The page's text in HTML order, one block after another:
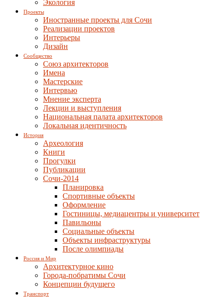
Экология
Проекты
Иностранные проекты для Сочи
Реализации проектов
Интерьеры
Дизайн
Сообщество
Союз архитекторов
Имена
Мастерские
Интервью
Мнение эксперта
Лекции и выступления
Национальная палата архитекторов
Локальная идентичность
История
Археология
Книги
Прогулки
Публикации
Сочи-2014
Планировка
Спортивные объекты
Оформление
Гостиницы, медиацентры и университет
Павильоны
Социальные объекты
Объекты инфраструктуры
После олимпиады
Россия и Мир
Архитектурное кино
Города-побратимы Сочи
Концепции будущего
Транспорт